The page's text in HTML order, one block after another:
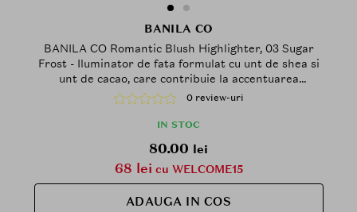
BANILA CO
BANILA CO Romantic Blush Highlighter, 03 Sugar
Frost - Iluminator de fata formulat cu unt de shea si
unt de cacao, care contribuie la accentuarea
pometilor si a punctelor inalte ale fetei printr-un
finisaj stralucitor, proaspat si neted
0 review-uri
IN STOC
80.00 lei
68 lei cu WELCOME15
ADAUGA IN COS